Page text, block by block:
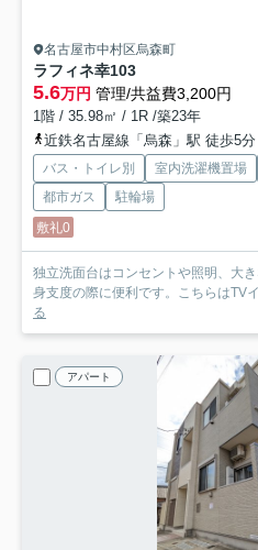
名古屋市中村区烏森町
ラフィネ幸103
5.6万円 管理/共益費3,200円
1階 / 35.98㎡ / 1R /築23年
近鉄名古屋線「烏森」駅 徒歩5分
バス・トイレ別 室内洗濯機置場
都市ガス
駐輪場
敷礼0
独立洗面台はコンセントや照明、大
身支度の際に便利です。こちらはTV
る
アパート